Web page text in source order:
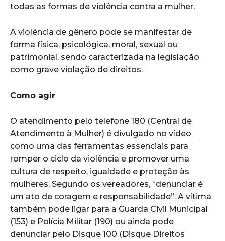
todas as formas de violência contra a mulher.
A violência de gênero pode se manifestar de
forma física, psicológica, moral, sexual ou
patrimonial, sendo caracterizada na legislação
como grave violação de direitos.
Como agir
O atendimento pelo telefone 180 (Central de
Atendimento à Mulher) é divulgado no vídeo
como uma das ferramentas essenciais para
romper o ciclo da violência e promover uma
cultura de respeito, igualdade e proteção às
mulheres. Segundo os vereadores, “denunciar é
um ato de coragem e responsabilidade”. A vítima
também pode ligar para a Guarda Civil Municipal
(153) e Polícia Militar (190) ou ainda pode
denunciar pelo Disque 100 (Disque Direitos